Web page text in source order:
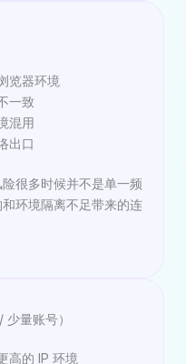
览器环境
一致
混用
出口
很多时候并不是单一频
环境隔离不足带来的连
量账号）
高的 IP 环境